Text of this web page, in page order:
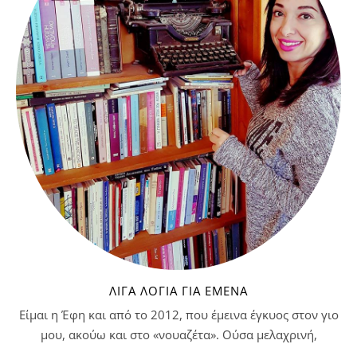
ΛΊΓΑ ΛΌΓΙΑ ΓΙΑ ΕΜΈΝΑ
Είμαι η Έφη και από το 2012, που έμεινα έγκυος στον γιο
μου, ακούω και στο «νουαζέτα». Ούσα μελαχρινή,